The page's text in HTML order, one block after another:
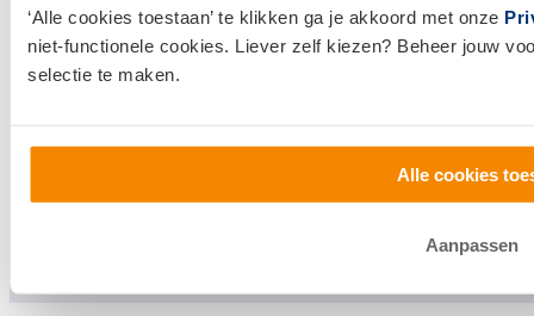
‘Alle cookies toestaan’ te klikken ga je akkoord met onze
niet-functionele cookies. Liever zelf kiezen? Beheer jouw
selectie te maken.
Alle cookies
Aanpassen
0800 1600